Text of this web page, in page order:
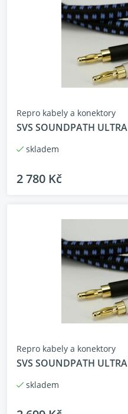
Repro kabely a konektory
SVS SOUNDPATH
skladem
2 780 Kč
Repro kabely a konektory
SVS SOUNDPATH
skladem